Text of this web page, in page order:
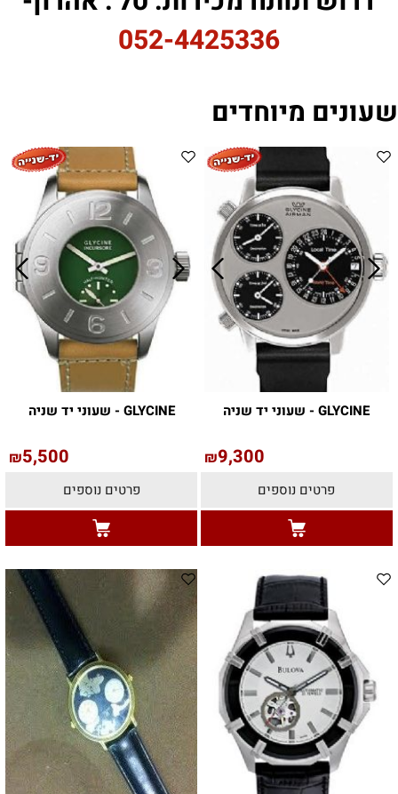
052-4425336
שעונים מיוחדים
GLYCINE - שעוני יד שניה
₪9,300
פרטים נוספים
GLYCINE - שעוני יד שניה
₪5,500
פרטים נוספים